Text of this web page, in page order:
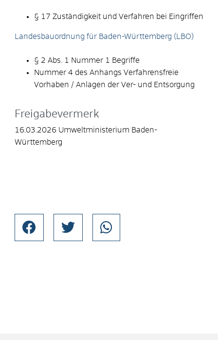
§ 17 Zuständigkeit und Verfahren bei Eingriffen
Landesbauordnung für Baden-Württemberg (LBO)
§ 2 Abs. 1 Nummer 1 Begriffe
Nummer 4 des Anhangs Verfahrensfreie
Vorhaben / Anlagen der Ver- und Entsorgung
Freigabevermerk
16.03.2026 Umweltministerium Baden-
Württemberg